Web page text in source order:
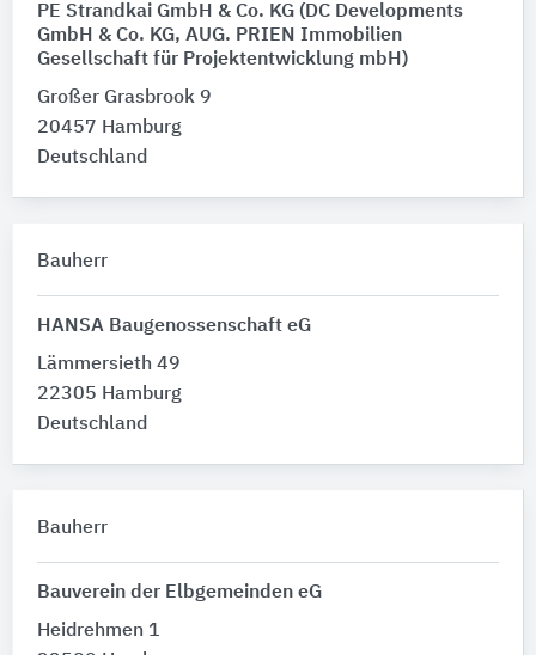
PE Strandkai GmbH & Co. KG (DC Developments
GmbH & Co. KG, AUG. PRIEN Immobilien
Gesellschaft für Projektentwicklung mbH)
Großer Grasbrook 9
20457 Hamburg
Deutschland
Bauherr
HANSA Baugenossenschaft eG
Lämmersieth 49
22305 Hamburg
Deutschland
Bauherr
Bauverein der Elbgemeinden eG
Heidrehmen 1